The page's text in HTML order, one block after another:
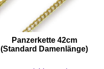
Panzerkette 42cm
(Standard Damenlänge)